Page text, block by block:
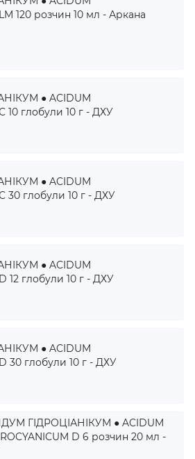
120 розчин 10 мл - Аркана
● ACIDUM
10 глобули 10 г - ДХУ
● ACIDUM
30 глобули 10 г - ДХУ
● ACIDUM
12 глобули 10 г - ДХУ
● ACIDUM
30 глобули 10 г - ДХУ
ГІДРОЦІАНІКУМ ● ACIDUM
D 6 розчин 20 мл -